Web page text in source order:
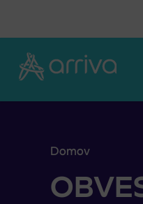
Domov
OBVESTILO: